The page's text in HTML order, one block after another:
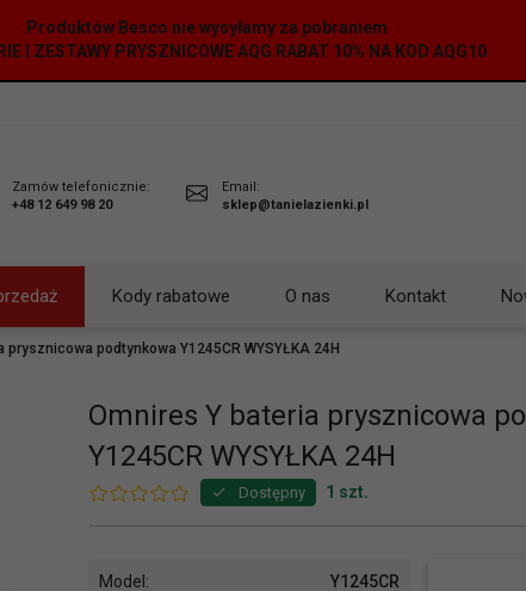
Produktów Besco nie wysyłamy za pobraniem
I ZESTAWY PRYSZNICOWE AQG RABAT 10% NA KOD AQG10
Zamów telefonicznie:
+48 12 649 98 20
Email:
sklep@tanielazienki.pl
Kody rabatowe O nas Kontakt
prysznicowa podtynkowa Y1245CR WYSYŁKA 24H
Omnires Y bateria prysznicowa
Y1245CR WYSYŁKA 24H
Dostępny 1 szt.
Model: Y1245CR